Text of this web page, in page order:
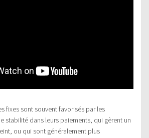
fixes sont souvent favorisés par les
stabilité dans leurs paiements, qui gèrent un
ou qui sont généralement plus